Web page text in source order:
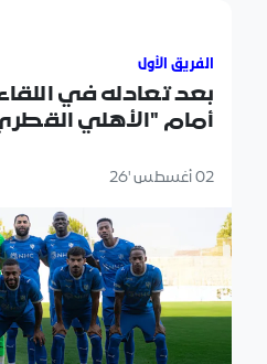
الفريق الأول
بعد تعادله في
02 أغسطس '26